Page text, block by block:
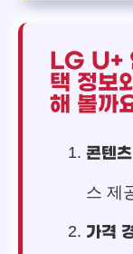
LG U+
택 정보
해 볼까
콘텐
스 제
가격